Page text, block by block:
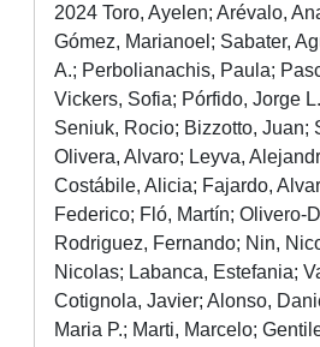
2024 Toro, Ayelen; Arévalo,
Gómez, Marianoel; Sabater,
A.; Perbolianachis, Paula;
Vickers, Sofia; Pórfido, Jorge
Seniuk, Rocio; Bizzotto, Juan;
Olivera, Alvaro; Leyva,
Costábile, Alicia; Fajardo,
Federico; Fló, Martín; Olivero-
Rodriguez, Fernando; Nin,
Nicolas; Labanca, Estefania;
Cotignola, Javier; Alonso,
Maria P.; Marti, Marcelo;